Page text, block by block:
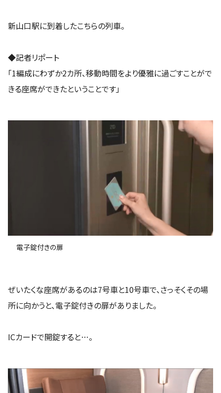
新山口駅に到着したこちらの列車。
◆記者リポート
「1編成にわずか2カ所、移動時間をより優雅に過ごすことがで
きる座席ができたということです」
電子錠付きの扉
ぜいたくな座席があるのは7号車と10号車で、さっそくその場
所に向かうと、電子錠付きの扉がありました。
ICカードで開錠すると…。